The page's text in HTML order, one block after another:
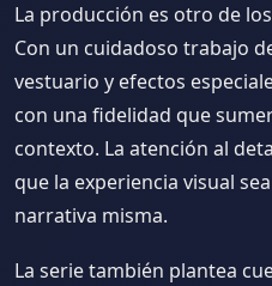
La producción es otro de
Con un cuidadoso trabajo
vestuario y efectos
con una fidelidad que
contexto. La atención al
que la experiencia visual
narrativa misma.
La serie también plantea